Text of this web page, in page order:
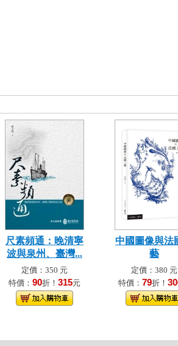
尺素頻通：晚清寧
波與泉州、臺灣...
定價：350 元
特價： 90折！ 315元
中國圖像與法
藝
定價：380 元
特價： 79折！